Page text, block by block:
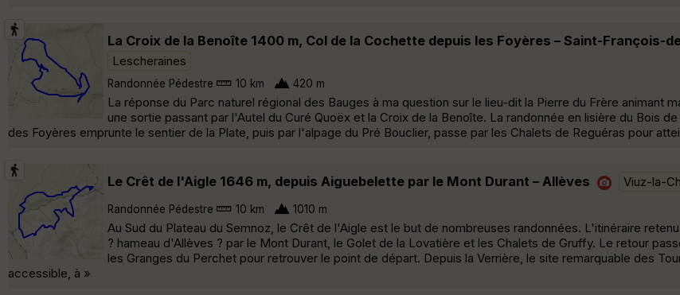
La Croix de la Benoîte 1400 m, Col de la Cochette depuis les Foyères – Saint-François-
Lescheraines
Randonnée Pédestre 10 km 420 m
La réponse du Parc naturel régional des Bauges à ma question sur le lieu-dit la Pierre du Frère animant
une sortie passant par l'Autel du Curé Quoëx et la Croix de la Benoîte. La randonnée en lisière du Bois
des Foyères emprunte le sentier de la Plate, puis par l'alpage du Pré Bouclier, passe par les Chalets de Reguéras pour
Le Crêt de l'Aigle 1646 m, depuis Aiguebelette par le Mont Durant – Allèves Viuz-la-
Randonnée Pédestre 10 km 1010 m
Au Sud du Plateau du Semnoz, le Crêt de l'Aigle est le but de nombreuses randonnées. L'itinéraire
? hameau d'Allèves ? par le Mont Durant, le Golet de la Lovatière et les Chalets de Gruffy. Le retour
les Granges du Perchet pour retrouver le point de départ. Depuis la Verrière, le site remarquable des
accessible, à »